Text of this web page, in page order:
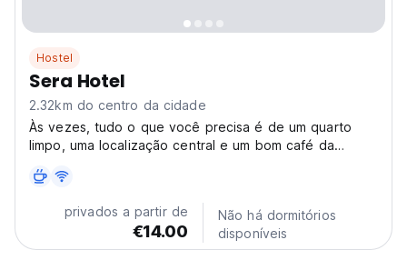
Hostel
Sera Hotel
2.32km do centro da cidade
Às vezes, tudo o que você precisa é de um quarto
limpo, uma localização central e um bom café da
oferece uma experiência de acomodação simples e
amigável para hóspedes que apreciam esses
pequenos, mas importantes...
privados a partir de
€14.00
Não há dormitórios
disponíveis